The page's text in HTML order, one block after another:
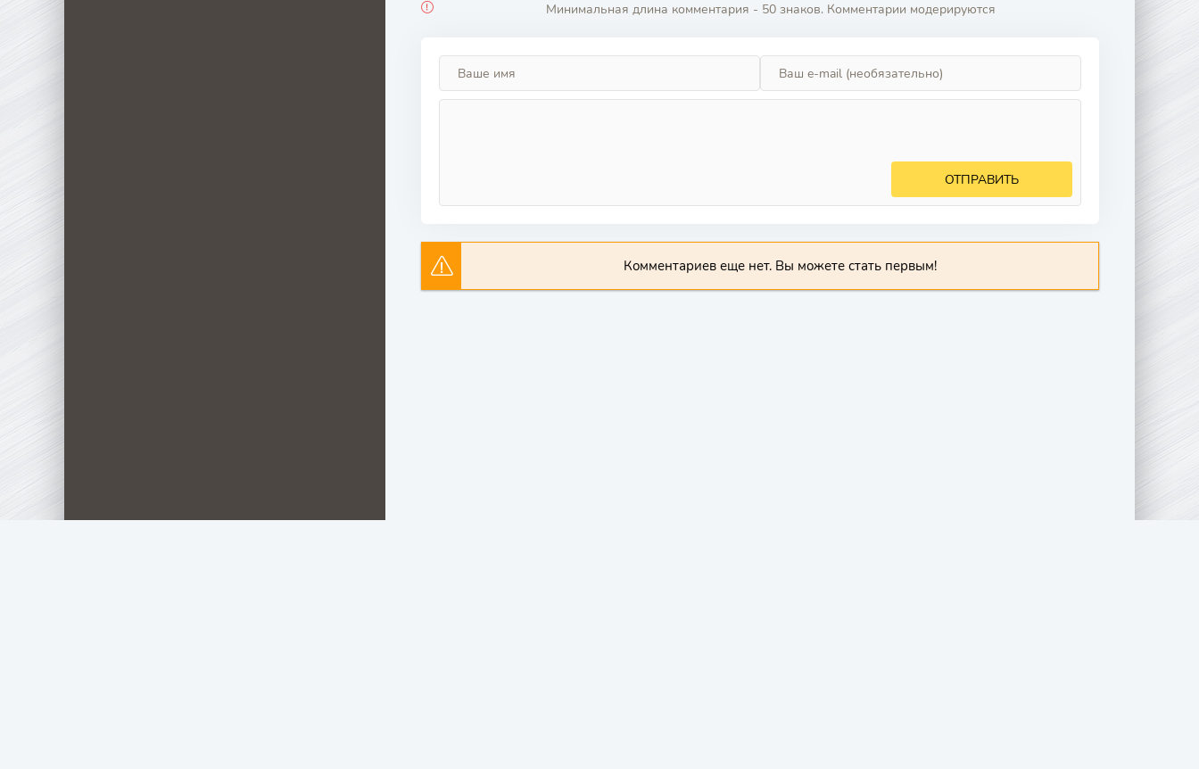
Минимальная длина комментария - 50 знаков. Комментарии модерируются
ОТПРАВИТЬ
Комментариев еще нет. Вы можете стать первым!